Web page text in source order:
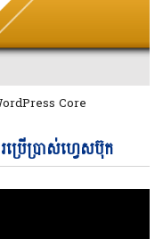
Core
រើប្រាស់ហ្វេសប៊ុក